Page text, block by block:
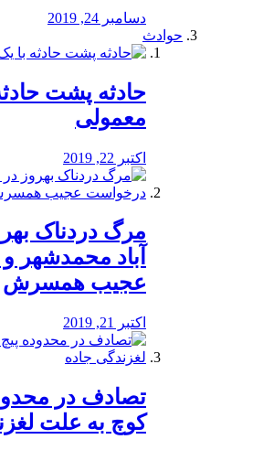
دسامبر 24, 2019
حوادث
️حادثه پشت
معمولی
اکتبر 22, 2019
مرگ دردناک
آباد محمدشهر
عجیب همسرش
اکتبر 21, 2019
تصادف در
کوچ به علت